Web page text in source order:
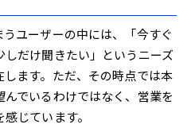
ユーザーの中には、「今すぐ
だけ聞きたい」というニーズ
ます。ただ、その時点では本
でいるわけではなく、営業を
じています。